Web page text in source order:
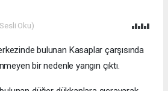
Oku)
bulunan Kasaplar çarşısında
bir nedenle yangın çıktı.